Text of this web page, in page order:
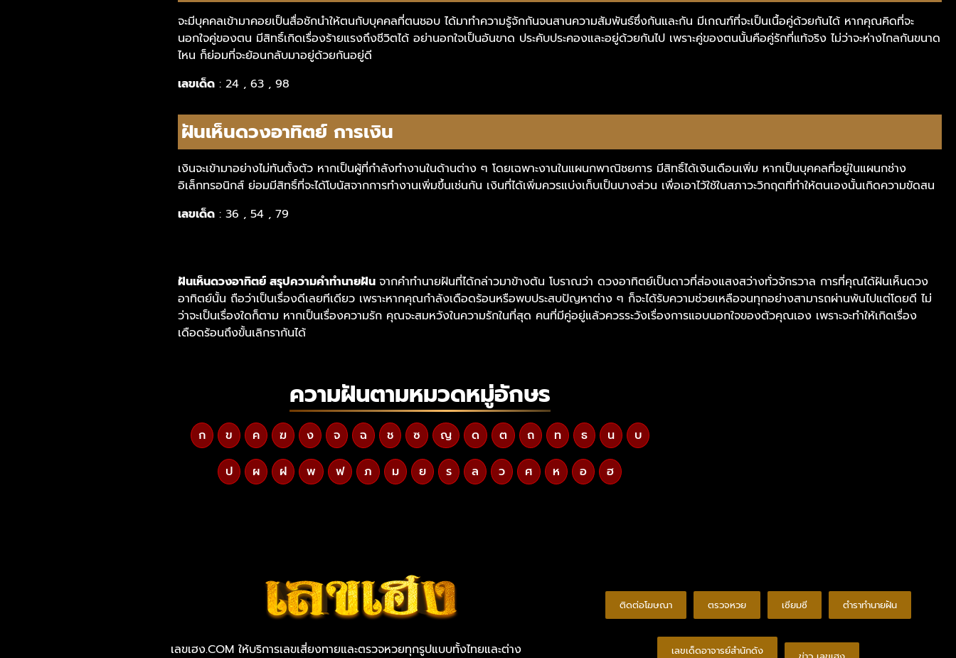
จะมีบุคคลเข้ามาคอยเป็นสื่อชักนำให้ตนกับบุคคลที่ตนชอบ ได้มาทำความรู้จักกันจนสานความสัมพันธ์ซึ่งกันและกัน มีเกณฑ์ที่จะเป็นเนื้อคู่ด้วยกันได้ หากคุณคิดที่จะ
นอกใจคู่ของตน มีสิทธิ์เกิดเรื่องร้ายแรงถึงชีวิตได้ อย่านอกใจเป็นอันขาด ประคับประคองและอยู่ด้วยกันไป เพราะคู่ของตนนั้นคือคู่รักที่แท้จริง ไม่ว่าจะห่างไกลกันขนาด
ไหน ก็ย่อมที่จะย้อนกลับมาอยู่ด้วยกันอยู่ดี
เลขเด็ด : 24 , 63 , 98
ฝันเห็นดวงอาทิตย์ การเงิน
เงินจะเข้ามาอย่างไม่ทันตั้งตัว หากเป็นผู้ที่กำลังทำงานในด้านต่าง ๆ โดยเฉพาะงานในแผนกพาณิชยการ มีสิทธิ์ได้เงินเดือนเพิ่ม หากเป็นบุคคลที่อยู่ในแผนกช่าง
อิเล็กทรอนิกส์ ย่อมมีสิทธิ์ที่จะได้โบนัสจากการทำงานเพิ่มขึ้นเช่นกัน เงินที่ได้เพิ่มควรแบ่งเก็บเป็นบางส่วน เพื่อเอาไว้ใช้ในสภาวะวิกฤตที่ทำให้ตนเองนั้นเกิดความขัดสน
เลขเด็ด : 36 , 54 , 79
ฝันเห็นดวงอาทิตย์ สรุปความคำทำนายฝัน จากคำทำนายฝันที่ได้กล่าวมาข้างต้น โบราณว่า ดวงอาทิตย์เป็นดาวที่ส่องแสงสว่างทั่วจักรวาล การที่คุณได้ฝันเห็นดวง
อาทิตย์นั้น ถือว่าเป็นเรื่องดีเลยทีเดียว เพราะหากคุณกำลังเดือดร้อนหรือพบประสบปัญหาต่าง ๆ ก็จะได้รับความช่วยเหลือจนทุกอย่างสามารถผ่านพ้นไปแต่โดยดี ไม่
ว่าจะเป็นเรื่องใดก็ตาม หากเป็นเรื่องความรัก คุณจะสมหวังในความรักในที่สุด คนที่มีคู่อยู่แล้วควรระวังเรื่องการแอบนอกใจของตัวคุณเอง เพราะจะทำให้เกิดเรื่อง
เดือดร้อนถึงขั้นเลิกรากันได้
ความฝันตามหมวดหมู่อักษร
ก ข ค ฆ ง จ ฉ ช ซ ญ ด ต ถ ท ธ น บ
ป ผ ฝ พ ฟ ภ ม ย ร ล ว ศ ห อ ฮ
เลขเฮง.COM ให้บริการเลขเสี่ยงทายและตรวจหวยทุกรูปแบบทั้งไทยและต่าง
ติดต่อโฆษณา ตรวจหวย เซียมซี ตำราทำนายฝัน
เลขเด็ดอาจารย์สำนักดัง